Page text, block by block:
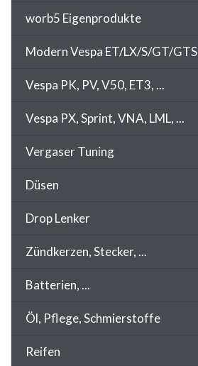
worb5 Eigenprodukte
Modern Vespa ET/LX/S/GT/GTS
Vespa PK, PV, V50, ET3, ...
Vespa PX, Sprint, VNA, LML, ...
Vergaser Tuning
Düsen
Drop Lenker
Zündkerzen, Stecker, ...
Batterien, ...
Öl, Pflege, Schmierstoffe
Reifen